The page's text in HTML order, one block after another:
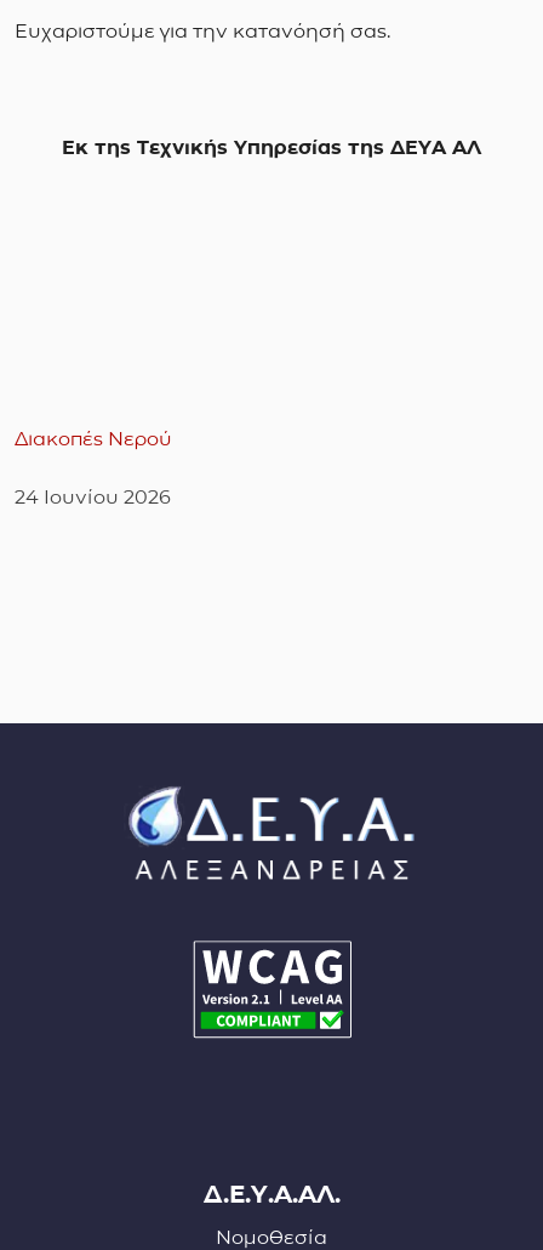
Ευχαριστούμε για την κατανόησή σας.
Εκ της Τεχνικής Υπηρεσίας της ΔΕΥΑ ΑΛ
Διακοπές Νερού
24 Ιουνίου 2026
Δ.Ε.Υ.Α.ΑΛ.
Νομοθεσία